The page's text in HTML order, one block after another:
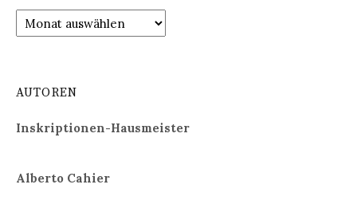
Archiv
AUTOREN
Inskriptionen-Hausmeister
Alberto Cahier